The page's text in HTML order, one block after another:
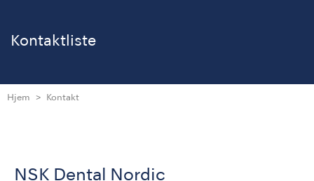
Kontaktliste
Hjem Kontakt
NSK Dental Nordic